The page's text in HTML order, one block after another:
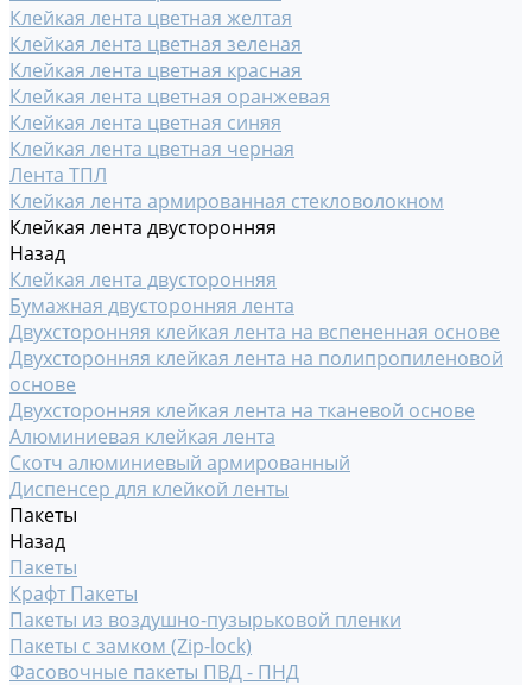
Клейкая лента цветная желтая
Клейкая лента цветная зеленая
Клейкая лента цветная красная
Клейкая лента цветная оранжевая
Клейкая лента цветная синяя
Клейкая лента цветная черная
Лента ТПЛ
Клейкая лента армированная стекловолокном
Клейкая лента двусторонняя
Назад
Клейкая лента двусторонняя
Бумажная двусторонняя лента
Двухсторонняя клейкая лента на вспененная основе
Двухсторонняя клейкая лента на полипропиленовой
основе
Двухсторонняя клейкая лента на тканевой основе
Алюминиевая клейкая лента
Скотч алюминиевый армированный
Диспенсер для клейкой ленты
Пакеты
Назад
Пакеты
Крафт Пакеты
Пакеты из воздушно-пузырьковой пленки
Пакеты с замком (Zip-lock)
Фасовочные пакеты ПВД - ПНД